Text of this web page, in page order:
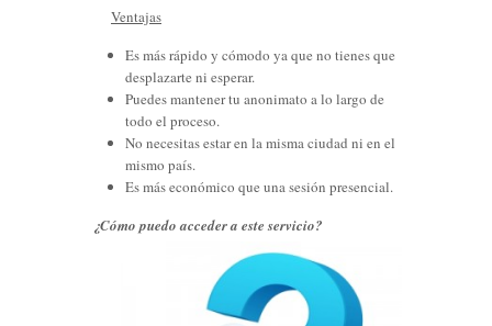
Ventajas
Es más rápido y cómodo ya que no tienes que
desplazarte ni esperar.
Puedes mantener tu anonimato a lo largo de
todo el proceso.
No necesitas estar en la misma ciudad ni en el
mismo país.
Es más económico que una sesión presencial.
¿Cómo puedo acceder a este servicio?